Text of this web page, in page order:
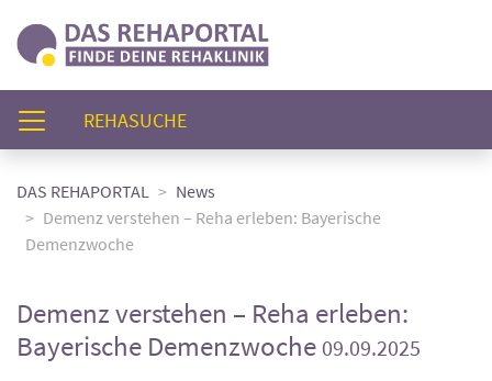
REHASUCHE(AKTUELL)
DAS REHAPORTAL
News
Demenz verstehen – Reha erleben: Bayerische
Demenzwoche
Demenz verstehen – Reha erleben:
Bayerische Demenzwoche 09.09.2025